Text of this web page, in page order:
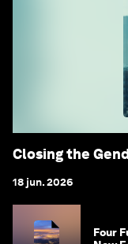
Closing the
18 jun. 2026
Four